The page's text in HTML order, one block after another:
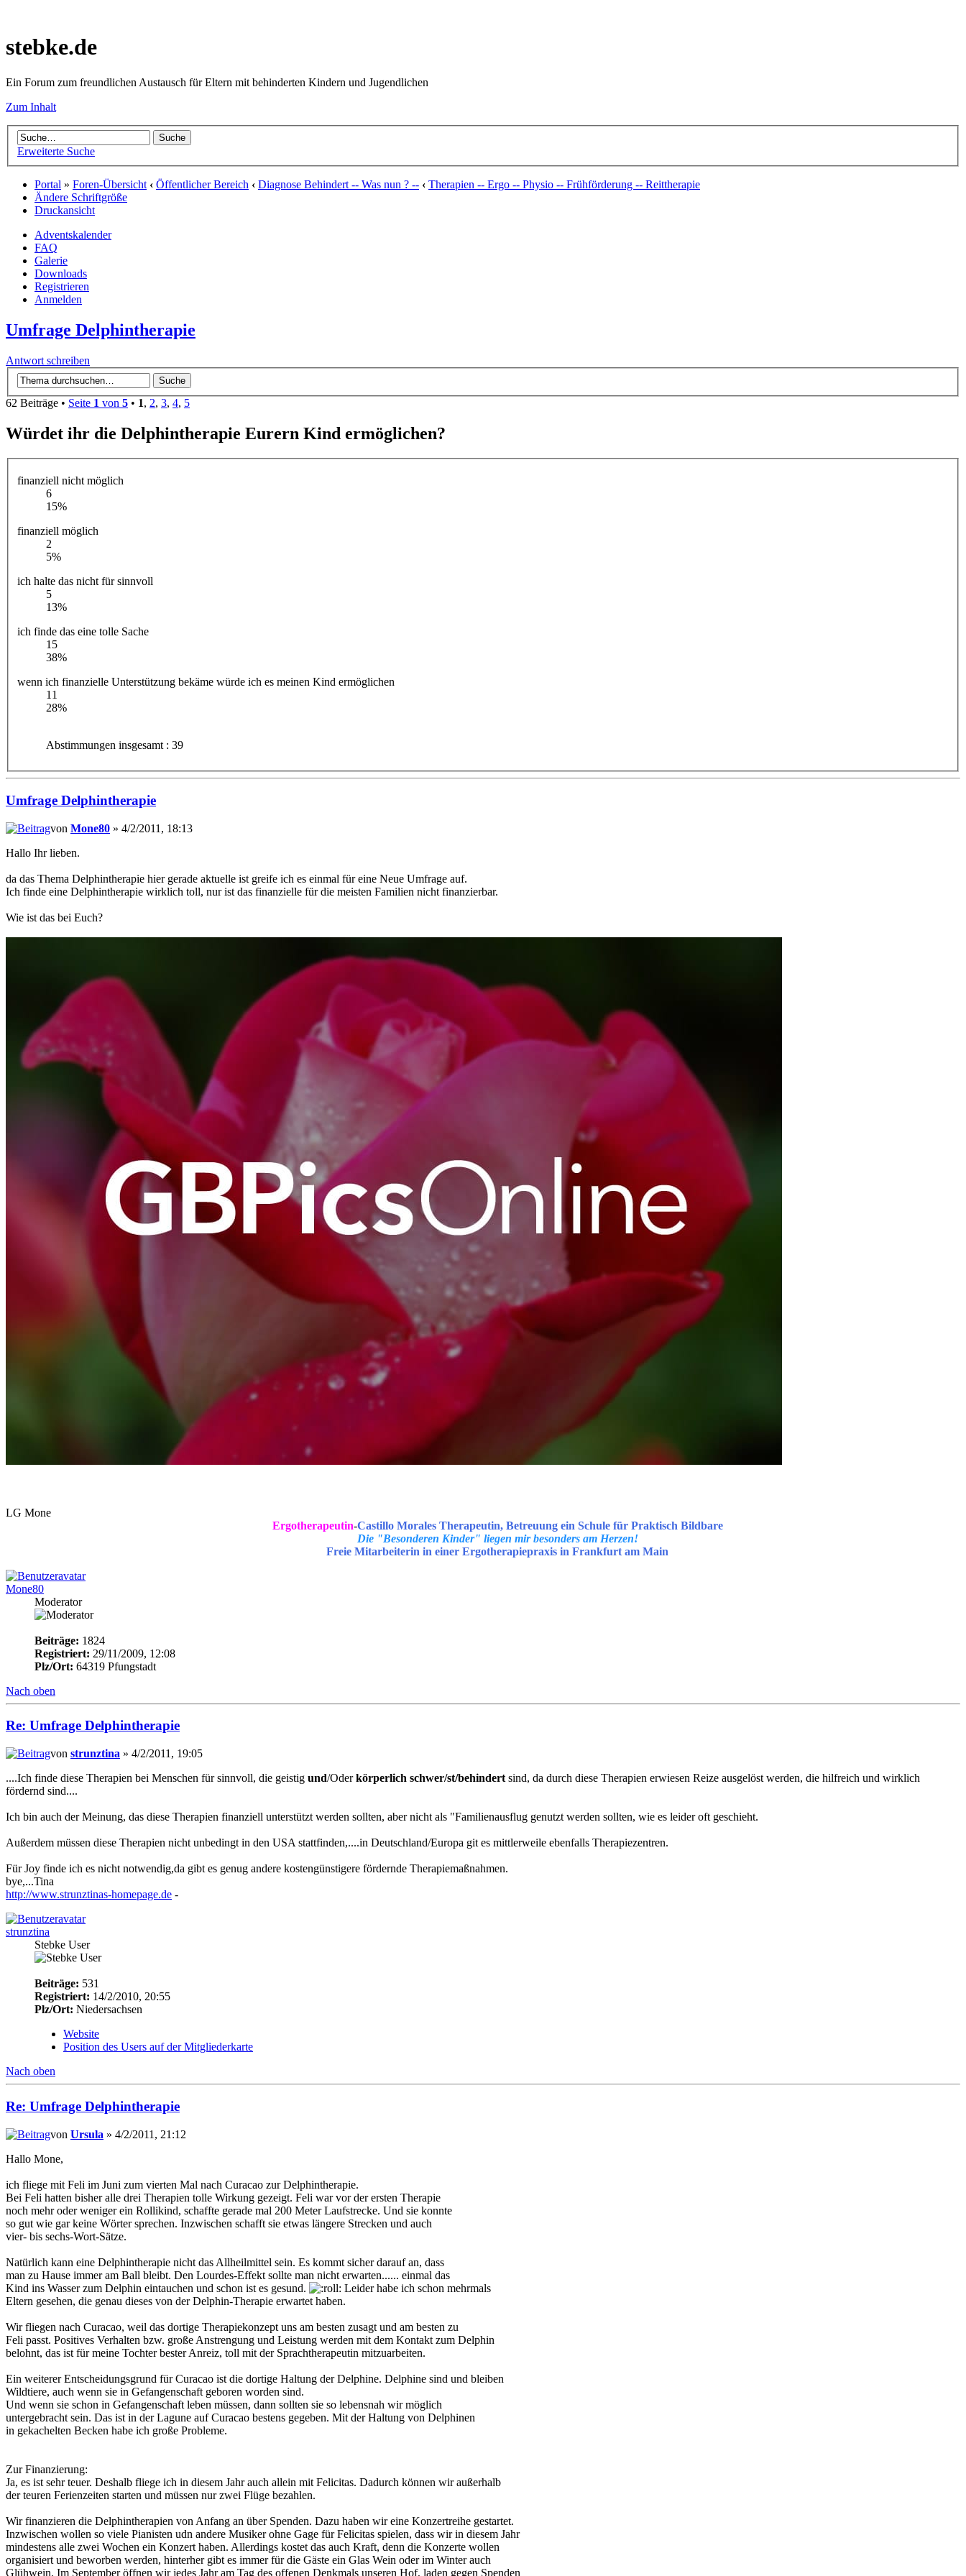
stebke.de
Ein Forum zum freundlichen Austausch für Eltern mit behinderten Kindern und Jugendlichen
Zum Inhalt
Erweiterte Suche
Portal » Foren-Übersicht ‹ Öffentlicher Bereich ‹ Diagnose Behindert -- Was nun ? -- ‹ Therapien -- Ergo -- Physio -- Frühförderung -- Reittherapie
Ändere Schriftgröße
Druckansicht
Adventskalender
FAQ
Galerie
Downloads
Registrieren
Anmelden
Umfrage Delphintherapie
Antwort schreiben
62 Beiträge • Seite 1 von 5 • 1, 2, 3, 4, 5
Würdet ihr die Delphintherapie Eurern Kind ermöglichen?
finanziell nicht möglich
6
15%
finanziell möglich
2
5%
ich halte das nicht für sinnvoll
5
13%
ich finde das eine tolle Sache
15
38%
wenn ich finanzielle Unterstützung bekäme würde ich es meinen Kind ermöglichen
11
28%
Abstimmungen insgesamt : 39
Umfrage Delphintherapie
von Mone80 » 4/2/2011, 18:13
Hallo Ihr lieben.
da das Thema Delphintherapie hier gerade aktuelle ist greife ich es einmal für eine Neue Umfrage auf.
Ich finde eine Delphintherapie wirklich toll, nur ist das finanzielle für die meisten Familien nicht finanzierbar.
Wie ist das bei Euch?
LG Mone
Ergotherapeutin-Castillo Morales Therapeutin, Betreuung ein Schule für Praktisch Bildbare
Die "Besonderen Kinder" liegen mir besonders am Herzen!
Freie Mitarbeiterin in einer Ergotherapiepraxis in Frankfurt am Main
Mone80
Moderator
Beiträge: 1824
Registriert: 29/11/2009, 12:08
Plz/Ort: 64319 Pfungstadt
Nach oben
Re: Umfrage Delphintherapie
von strunztina » 4/2/2011, 19:05
....Ich finde diese Therapien bei Menschen für sinnvoll, die geistig und/Oderkörperlich schwer/st/behindert sind, da durch diese Therapien erwiesen Reize ausgelöst werden, die hilfreich und wirklich
fördernd sind....
Ich bin auch der Meinung, das diese Therapien finanziell unterstützt werden sollten, aber nicht als "Familienausflug genutzt werden sollten, wie es leider oft geschieht.
Außerdem müssen diese Therapien nicht unbedingt in den USA stattfinden,....in Deutschland/Europa git es mittlerweile ebenfalls Therapiezentren.
Für Joy finde ich es nicht notwendig,da gibt es genug andere kostengünstigere fördernde Therapiemaßnahmen.
bye,...Tina
http://www.strunztinas-homepage.de -
strunztina
Stebke User
Beiträge: 531
Registriert: 14/2/2010, 20:55
Plz/Ort: Niedersachsen
Website
Position des Users auf der Mitgliederkarte
Nach oben
Re: Umfrage Delphintherapie
von Ursula » 4/2/2011, 21:12
Hallo Mone,
ich fliege mit Feli im Juni zum vierten Mal nach Curacao zur Delphintherapie.
Bei Feli hatten bisher alle drei Therapien tolle Wirkung gezeigt. Feli war vor der ersten Therapie
noch mehr oder weniger ein Rollikind, schaffte gerade mal 200 Meter Laufstrecke. Und sie konnte
so gut wie gar keine Wörter sprechen. Inzwischen schafft sie etwas längere Strecken und auch
vier- bis sechs-Wort-Sätze.
Natürlich kann eine Delphintherapie nicht das Allheilmittel sein. Es kommt sicher darauf an, dass
man zu Hause immer am Ball bleibt. Den Lourdes-Effekt sollte man nicht erwarten...... einmal das
Kind ins Wasser zum Delphin eintauchen und schon ist es gesund.
Leider habe ich schon mehrmals
Eltern gesehen, die genau dieses von der Delphin-Therapie erwartet haben.
Wir fliegen nach Curacao, weil das dortige Therapiekonzept uns am besten zusagt und am besten zu
Feli passt. Positives Verhalten bzw. große Anstrengung und Leistung werden mit dem Kontakt zum Delphin
belohnt, das ist für meine Tochter bester Anreiz, toll mit der Sprachtherapeutin mitzuarbeiten.
Ein weiterer Entscheidungsgrund für Curacao ist die dortige Haltung der Delphine. Delphine sind und bleiben
Wildtiere, auch wenn sie in Gefangenschaft geboren worden sind.
Und wenn sie schon in Gefangenschaft leben müssen, dann sollten sie so lebensnah wir möglich
untergebracht sein. Das ist in der Lagune auf Curacao bestens gegeben. Mit der Haltung von Delphinen
in gekachelten Becken habe ich große Probleme.
Zur Finanzierung:
Ja, es ist sehr teuer. Deshalb fliege ich in diesem Jahr auch allein mit Felicitas. Dadurch können wir außerhalb
der teuren Ferienzeiten starten und müssen nur zwei Flüge bezahlen.
Wir finanzieren die Delphintherapien von Anfang an über Spenden. Dazu haben wir eine Konzertreihe gestartet.
Inzwischen wollen so viele Pianisten udn andere Musiker ohne Gage für Felicitas spielen, dass wir in diesem Jahr
mindestens alle zwei Wochen ein Konzert haben. Allerdings kostet das auch Kraft, denn die Konzerte wollen
organisiert und beworben werden, hinterher gibt es immer für die Gäste ein Glas Wein oder im Winter auch
Glühwein. Im September öffnen wir jedes Jahr am Tag des offenen Denkmals unseren Hof, laden gegen Spenden